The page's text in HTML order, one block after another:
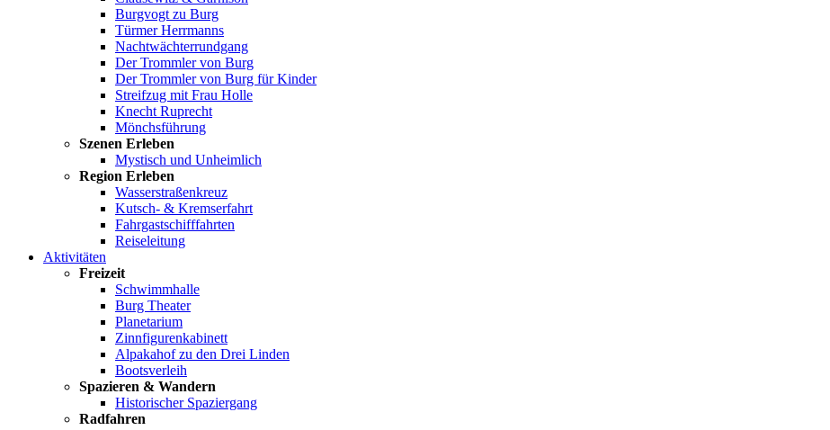
Burgvogt zu Burg
Türmer Herrmanns
Nachtwächterrundgang
Der Trommler von Burg
Der Trommler von Burg für Kinder
Streifzug mit Frau Holle
Knecht Ruprecht
Mönchsführung
Szenen Erleben
Mystisch und Unheimlich
Region Erleben
Wasserstraßenkreuz
Kutsch- & Kremserfahrt
Fahrgastschifffahrten
Reiseleitung
Aktivitäten
Freizeit
Schwimmhalle
Burg Theater
Planetarium
Zinnfigurenkabinett
Alpakahof zu den Drei Linden
Bootsverleih
Spazieren & Wandern
Historischer Spaziergang
Radfahren